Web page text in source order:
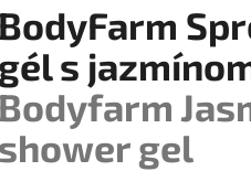
BodyFarm
gél s
Bodyfarm
shower gel